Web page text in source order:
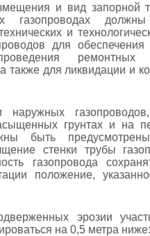
и вид запорной
должны
и
для
также для ликвидации и
наружных
грунтах и на
быть
стенки трубы
газопровода
положение,
эрозии
на 0,5 метра ниже: